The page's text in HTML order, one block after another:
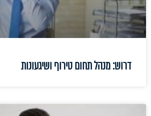
דרוש: מנהל תחום טירוף ושיגעונות